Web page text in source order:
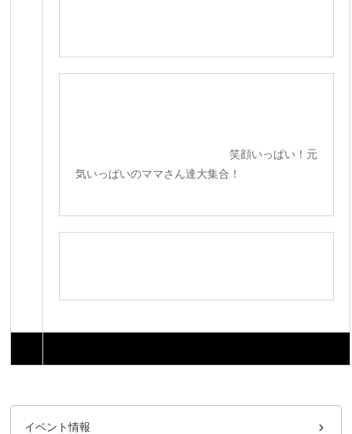
笑顔いっぱい！元
気いっぱいのママさん達大集合！
イベント情報